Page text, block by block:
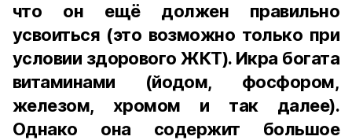
что он ещё должен правильно
усвоиться (это возможно только при
условии здорового ЖКТ). Икра богата
витаминами (йодом, фосфором,
железом, хромом и так далее).
Однако она содержит большое